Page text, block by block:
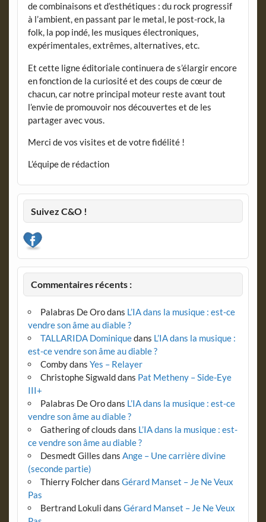
de combinaisons et d’esthétiques : du rock progressif
à l’ambient, en passant par le metal, le post-rock, la
folk, la pop indé, les musiques électroniques,
expérimentales, extrêmes, alternatives, etc.
Et cette ligne éditoriale continuera de s’élargir encore
en fonction de la curiosité et des coups de cœur de
chacun, car notre principal moteur reste avant tout
l’envie de promouvoir nos découvertes et de les
partager avec vous.
Merci de vos visites et de votre fidélité !
L’équipe de rédaction
Suivez C&O !
Commentaires récents :
Palabras De Orodans L’IA dans la musique : est-ce
vendre son âme au diable ?
TALLARIDA Dominiquedans L’IA dans la musique :
est-ce vendre son âme au diable ?
Combydans Yes – Relayer
Christophe Sigwalddans Pat Metheny – Side-Eye
III+
Palabras De Orodans L’IA dans la musique : est-ce
vendre son âme au diable ?
Gathering of clouds dans L’IA dans la musique : est-
ce vendre son âme au diable ?
Desmedt Gilles dans Ange – Une carrière divine
(seconde partie)
Thierry Folcherdans Gérard Manset – Je Ne Veux
Pas
Bertrand Lokuli dans Gérard Manset – Je Ne Veux